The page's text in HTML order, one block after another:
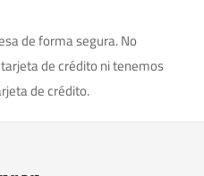
de forma segura. No
de crédito ni tenemos
de crédito.